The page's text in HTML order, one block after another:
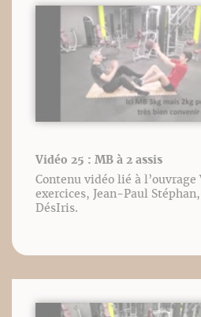
Vidéo 25 : MB à 2 assis
Contenu vidéo lié à l’ouvrage
exercices, Jean-Paul
DésIris.